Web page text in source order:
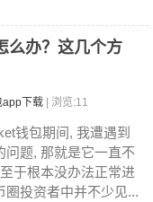
么办？这几个方
app下载 | 浏览:11
钱包期间, 我遭遇到
问题, 那就是它一直不
于根本没办法正常进
圈投资者中并不少见...